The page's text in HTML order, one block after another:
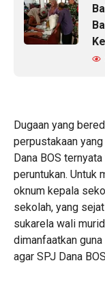
Dugaan yang
perpustakaan
Dana BOS
peruntukan. Untuk
oknum kepala
sekolah, yang
sukarela wali
dimanfaatkan
agar SPJ Dana